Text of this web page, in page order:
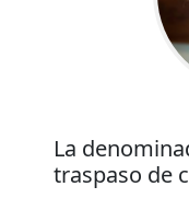
La
traspaso de